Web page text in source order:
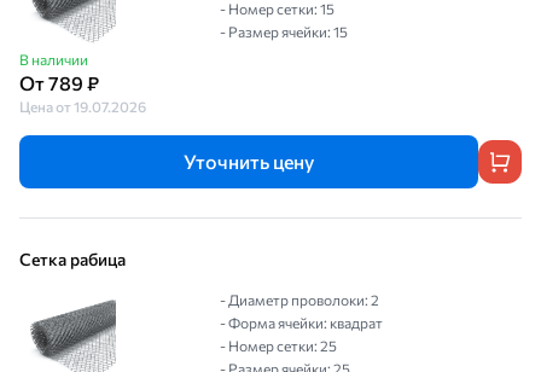
В наличии
От 789 ₽
Цена от 19.07.2026
- Номер сетки: 15
- Размер ячейки: 15
Уточнить цену
Сетка рабица
- Диаметр проволоки: 2
- Форма ячейки: квадрат
- Номер сетки: 25
- Размер ячейки: 25